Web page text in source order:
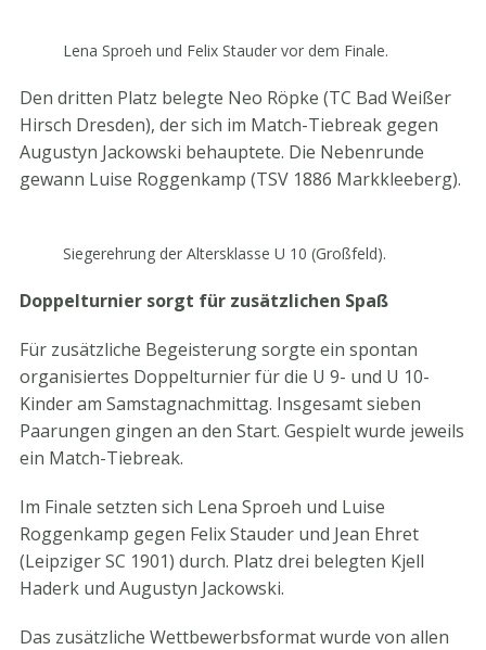
Lena Sproeh und Felix Stauder vor dem Finale.
Den dritten Platz belegte Neo Röpke (TC Bad Weißer
Hirsch Dresden), der sich im Match-Tiebreak gegen
Augustyn Jackowski behauptete. Die Nebenrunde
gewann Luise Roggenkamp (TSV 1886 Markkleeberg).
Siegerehrung der Altersklasse U 10 (Großfeld).
Doppelturnier sorgt für zusätzlichen Spaß
Für zusätzliche Begeisterung sorgte ein spontan
organisiertes Doppelturnier für die U 9- und U 10-
Kinder am Samstagnachmittag. Insgesamt sieben
Paarungen gingen an den Start. Gespielt wurde jeweils
ein Match-Tiebreak.
Im Finale setzten sich Lena Sproeh und Luise
Roggenkamp gegen Felix Stauder und Jean Ehret
(Leipziger SC 1901) durch. Platz drei belegten Kjell
Haderk und Augustyn Jackowski.
Das zusätzliche Wettbewerbsformat wurde von allen